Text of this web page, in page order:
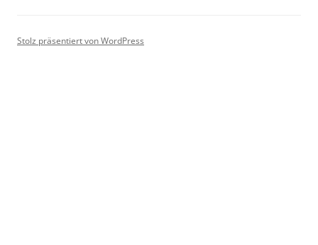
Stolz präsentiert von WordPress